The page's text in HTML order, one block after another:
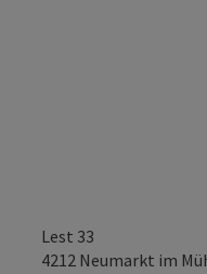
Lest 33
4212 Neumarkt im